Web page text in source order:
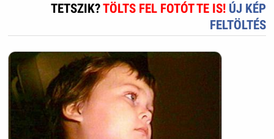
TETSZIK?TÖLTS FEL FOTÓT TE IS! ÚJ KÉP
FELTÖLTÉS